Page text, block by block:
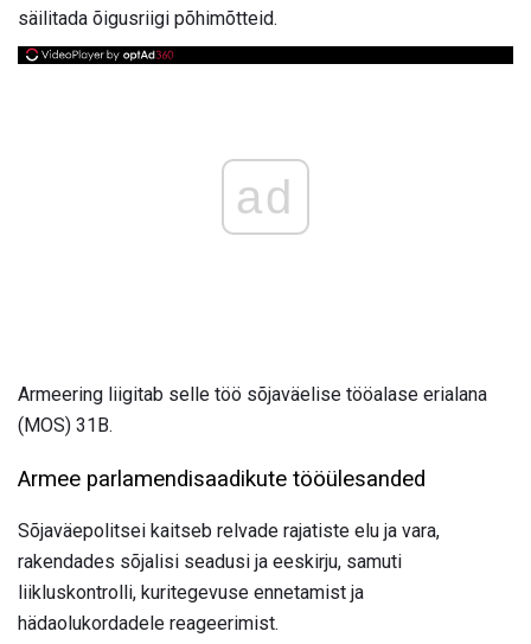
säilitada õigusriigi põhimõtteid.
ad
Armeering liigitab selle töö sõjaväelise tööalase erialana
(MOS) 31B.
Armee parlamendisaadikute tööülesanded
Sõjaväepolitsei kaitseb relvade rajatiste elu ja vara,
rakendades sõjalisi seadusi ja eeskirju, samuti
liikluskontrolli, kuritegevuse ennetamist ja
hädaolukordadele reageerimist.